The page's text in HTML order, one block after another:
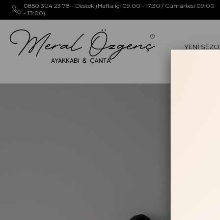
0850 304 23 78 - Destek (Hafta içi 09:00 - 17.30 / Cumartesi 09:00
- 13:00)
YENİ